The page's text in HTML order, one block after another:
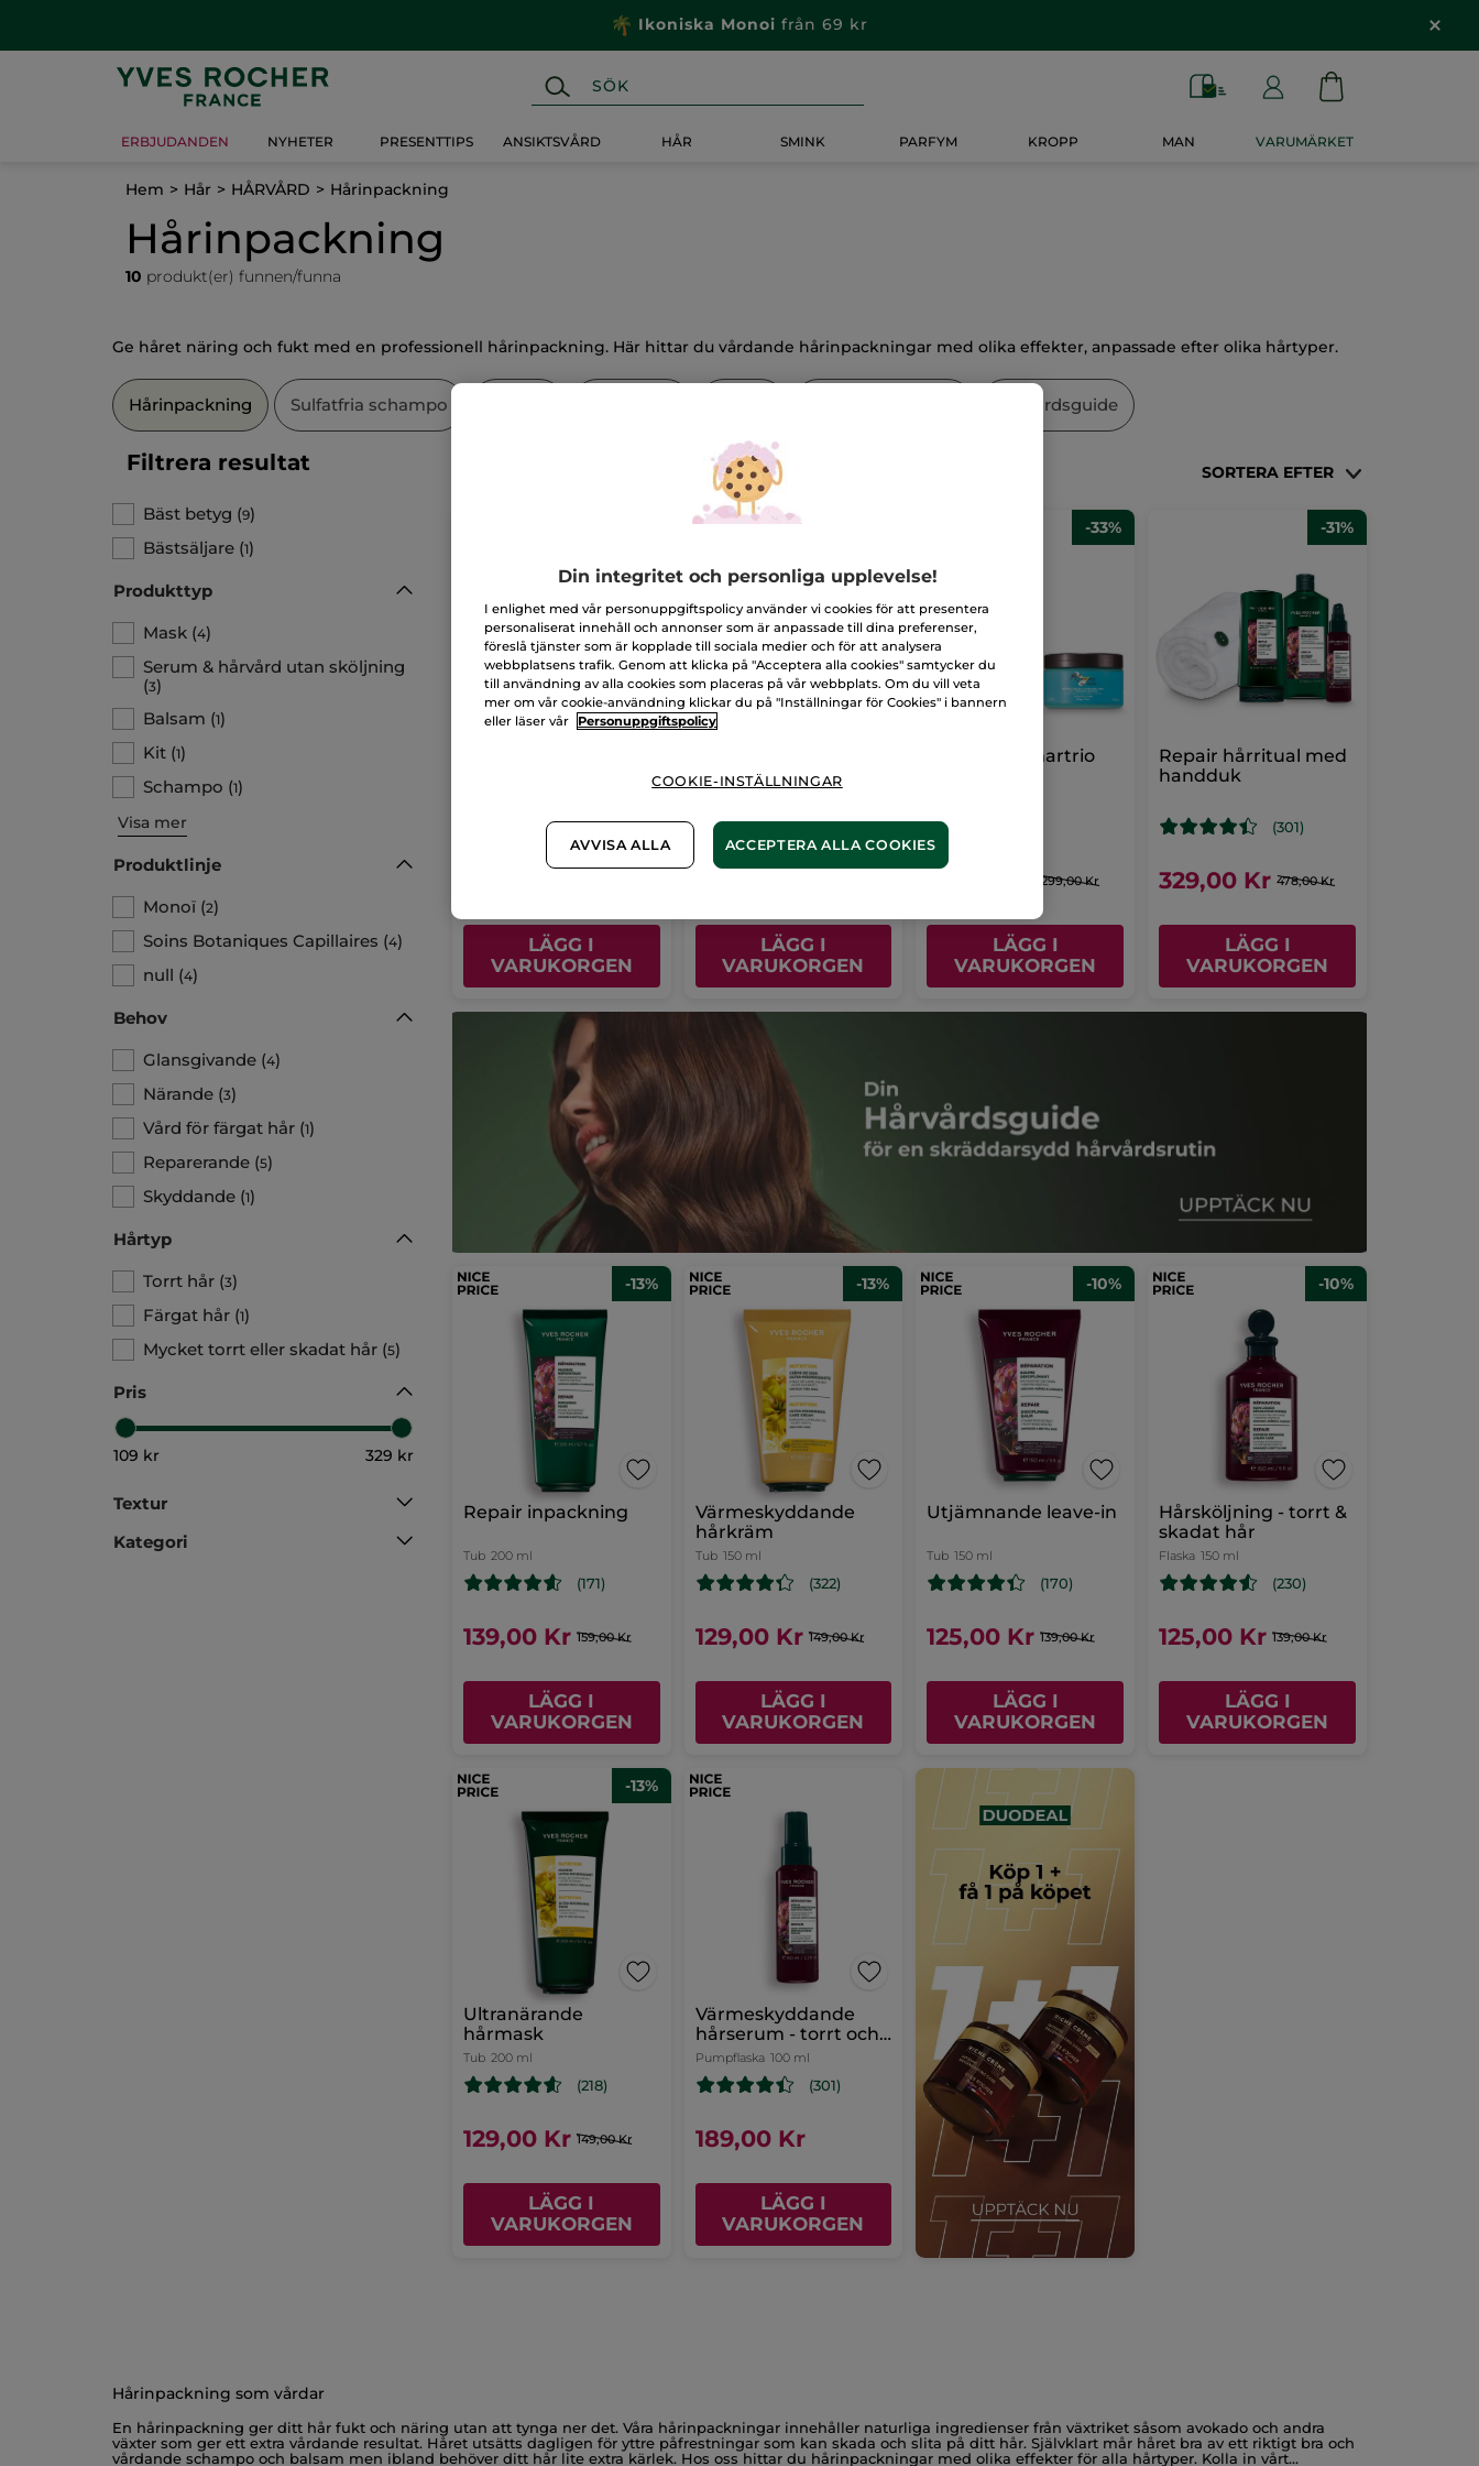
Ikoniska Monoi från 69 kr
ERBJUDANDEN NYHETER PRESENTTIPS ANSIKTSVÅRD HÅR SMINK PARFYM KROPP MAN VARUMÄRKET
Hem Hår HÅRVÅRD Hårinpackning
Hårinpackning
10 produkt(er) funnen/funna
Ge håret näring och fukt med en professionell hårinpackning. Här hittar du vårdande hårinpackningar med olika effekter, anpassade efter olika hårtyper.
Hårinpackning Sulfatfria schampo Hårvårdsguide
Filtrera resultat
Bäst betyg (9)
Bästsäljare (1)
Produkttyp
Mask (4)
Serum & hårvård utan sköljning
(3)
Balsam (1)
Kit (1)
Schampo (1)
Visa mer
Produktlinje
Monoï (2)
Soins Botaniques Capillaires (4)
null (4)
Behov
Glansgivande (4)
Närande (3)
Vård för färgat hår (1)
Reparerande (5)
Skyddande (1)
Hårtyp
Torrt hår (3)
Färgat hår (1)
Mycket torrt eller skadat hår (5)
Pris
109 kr 329 kr
Textur
Kategori
SORTERA EFTER
(1468)
LÄGG I
VARUKORGEN
färgat & matt hår
(155)
LÄGG I
VARUKORGEN
-33%
Monoi-sommartrio
299,00 Kr
LÄGG I
VARUKORGEN
-31%
Repair hårritual med
handduk
(301)
329,00 Kr 478,00 Kr
LÄGG I
VARUKORGEN
-13%
Repair inpackning
Tub 200 ml
(171)
139,00 Kr 159,00 Kr
LÄGG I
VARUKORGEN
-13%
Värmeskyddande
hårkräm
Tub 150 ml
(322)
129,00 Kr 149,00 Kr
LÄGG I
VARUKORGEN
-10%
Utjämnande leave-in
Tub 150 ml
(170)
125,00 Kr 139,00 Kr
LÄGG I
VARUKORGEN
-10%
Hårsköljning - torrt &
skadat hår
Flaska 150 ml
(230)
125,00 Kr 139,00 Kr
LÄGG I
VARUKORGEN
-13%
Ultranärande
hårmask
Tub 200 ml
(218)
129,00 Kr 149,00 Kr
LÄGG I
VARUKORGEN
Värmeskyddande
hårserum - torrt och
skadat hår
Pumpflaska 100 ml
(301)
189,00 Kr
LÄGG I
VARUKORGEN
Hårinpackning som vårdar
En hårinpackning ger ditt hår fukt och näring utan att tynga ner det. Våra hårinpackningar innehåller naturliga ingredienser från växtriket såsom avokado och andra
växter som ger ett extra vårdande resultat. Håret utsätts dagligen för yttre påfrestningar som kan skada och slita på ditt hår. Självklart mår håret bra av ett riktigt bra och
vårdande schampo och balsam men ibland behöver ditt hår lite extra kärlek. Hos oss hittar du hårinpackningar med olika effekter för alla hårtyper. Kolla in vårt
Din integritet och personliga upplevelse!
I enlighet med vår personuppgiftspolicy använder vi cookies för att presentera
personaliserat innehåll och annonser som är anpassade till dina preferenser,
föreslå tjänster som är kopplade till sociala medier och för att analysera
webbplatsens trafik. Genom att klicka på "Acceptera alla cookies" samtycker du
till användning av alla cookies som placeras på vår webbplats. Om du vill veta
mer om vår cookie-användning klickar du på "Inställningar för Cookies" i bannern
eller läser vår
Personuppgiftspolicy
COOKIE-INSTÄLLNINGAR
AVVISA ALLA ACCEPTERA ALLA COOKIES